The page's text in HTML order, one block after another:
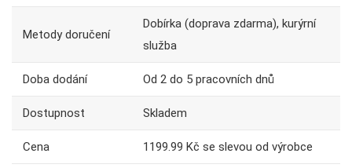
Metody doručení
Dobírka (doprava zdarma), kurýrní
služba
Doba dodání Od 2 do 5 pracovních dnů
Dostupnost Skladem
Cena 1199.99 Kč se slevou od výrobce